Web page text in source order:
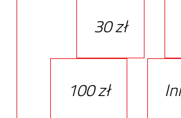
30 zł
100 zł